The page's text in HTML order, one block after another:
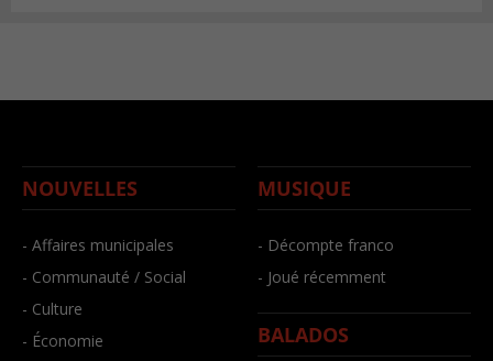
NOUVELLES
- Affaires municipales
- Communauté / Social
- Culture
- Économie
MUSIQUE
- Décompte franco
- Joué récemment
BALADOS